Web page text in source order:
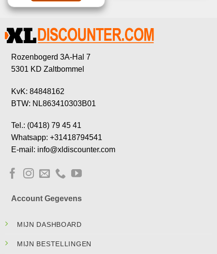
Rozenbogerd 3A-Hal 7
5301 KD Zaltbommel
KvK: 84848162
BTW: NL863410303B01
Tel.: (0418) 79 45 41
Whatsapp: +31418794541
E-mail: info@xldiscounter.com
Account Gegevens
MIJN DASHBOARD
MIJN BESTELLINGEN